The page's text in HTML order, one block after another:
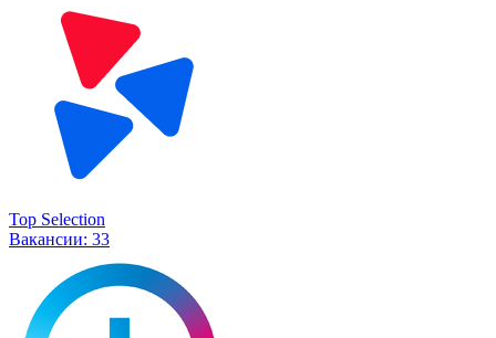
Top Selection
Вакансии: 33